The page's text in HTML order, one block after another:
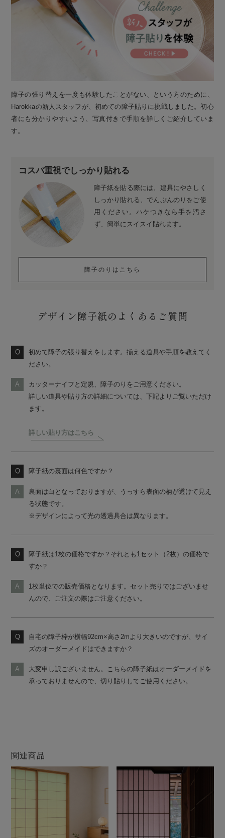
障子の張り替えを一度も体験したことがない、という方のために、
Harokkaの新人スタッフが、初めての障子貼りに挑戦しました。初心
者にも分かりやすいよう、写真付きで手順を詳しくご紹介していま
す。
コスパ重視でしっかり貼れる
障子紙を貼る際には、建具にやさしく
しっかり貼れる、でんぷんのりをご使
用ください。ハケつきなら手を汚さ
ず、簡単にスイスイ貼れます。
障子のりはこちら
デザイン障子紙のよくあるご質問
初めて障子の張り替えをします。揃える道具や手順を教えてく
ださい。
カッターナイフと定規、障子のりをご用意ください。
詳しい道具や貼り方の詳細については、下記よりご覧いただけ
ます。
詳しい貼り方はこちら
障子紙の裏面は何色ですか？
裏面は白となっておりますが、うっすら表面の柄が透けて見え
る状態です。
※デザインによって光の透過具合は異なります。
障子紙は1枚の価格ですか？それとも1セット（2枚）の価格で
すか？
1枚単位での販売価格となります。セット売りではございませ
んので、ご注文の際はご注意ください。
自宅の障子枠が横幅92cm×高さ2mより大きいのですが、サイ
ズのオーダーメイドはできますか？
大変申し訳ございません。こちらの障子紙はオーダーメイドを
承っておりませんので、切り貼りしてご使用ください。
関連商品